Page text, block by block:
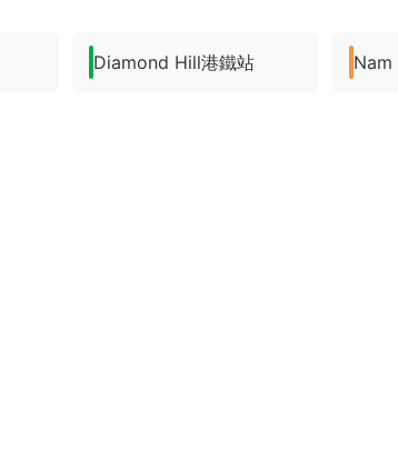
Diamond Hill港鐵站 Nam